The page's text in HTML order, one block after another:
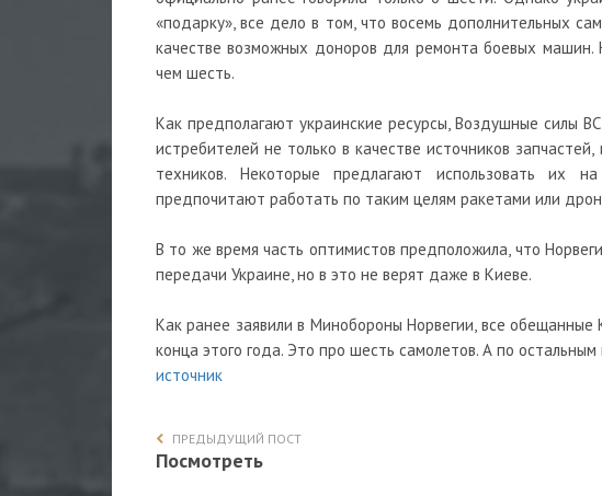
«подарку», все дело в том, что восемь дополнительных
качестве возможных доноров для ремонта боевых
чем шесть.
Как предполагают украинские ресурсы, Воздушные силы
истребителей не только в качестве источников
техников. Некоторые предлагают использовать
предпочитают работать по таким целям ракетами или
В то же время часть оптимистов предположила, что
передачи Украине, но в это не верят даже в Киеве.
Как ранее заявили в Минобороны Норвегии, все
конца этого года. Это про шесть самолетов. А по
источник
ПРЕДЫДУЩИЙ ПОСТ
Посмотреть